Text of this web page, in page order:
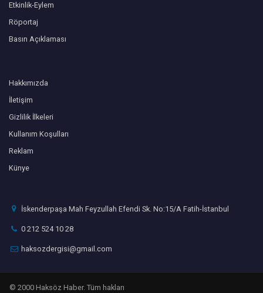
Etkinlik-Eylem
Röportaj
Basın Açıklaması
Hakkımızda
İletişim
Gizlilik İlkeleri
Kullanım Koşulları
Reklam
Künye
İskenderpaşa Mah Feyzullah Efendi Sk. No:15/A Fatih-İstanbul
0 212 524 10 28
haksozdergisi@gmail.com
© 2000 Haksöz Haber. Tüm hakları